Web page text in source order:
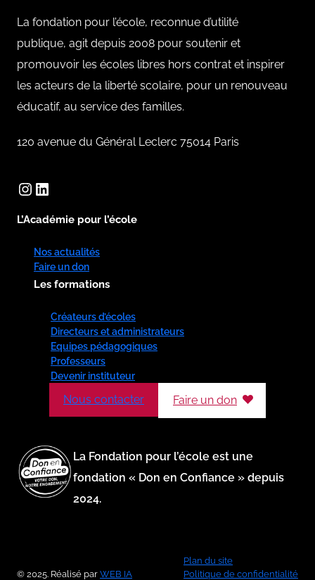
La fondation pour l’école, reconnue d’utilité
publique, agit depuis 2008 pour soutenir et
promouvoir les écoles libres hors contrat et inspirer
les acteurs de la liberté scolaire, pour un renouveau
éducatif, au service des familles.
120 avenue du Général Leclerc 75014 Paris
Instagram LinkedIn
L’Académie pour l’école
Nos actualités
Faire un don
Les formations
Créateurs d’écoles
Directeurs et administrateurs
Equipes pédagogiques
Professeurs
Devenir instituteur
Nous contacter Faire un don
La Fondation pour l’école est une
fondation « Don en Confiance » depuis
2024.
© 2025. Réalisé par WEB IA
Plan du site
Politique de confidentialité